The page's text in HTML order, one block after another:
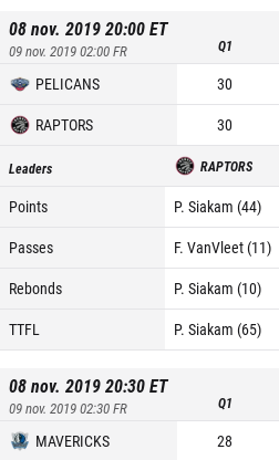
08 nov. 2019 20:00ET
09 nov. 2019 02:00FR Q1
PELICANS 30
RAPTORS
30
Leaders RAPTORS
Points P. Siakam (44)
Passes
F. VanVleet (11)
Rebonds
P. Siakam (10)
TTFL
P. Siakam (65)
08 nov. 2019 20:30ET
09 nov. 2019 02:30FR Q1
MAVERICKS 28